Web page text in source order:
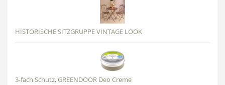
HISTORISCHE SITZGRUPPE VINTAGE LOOK
3-fach Schutz, GREENDOOR Deo Creme